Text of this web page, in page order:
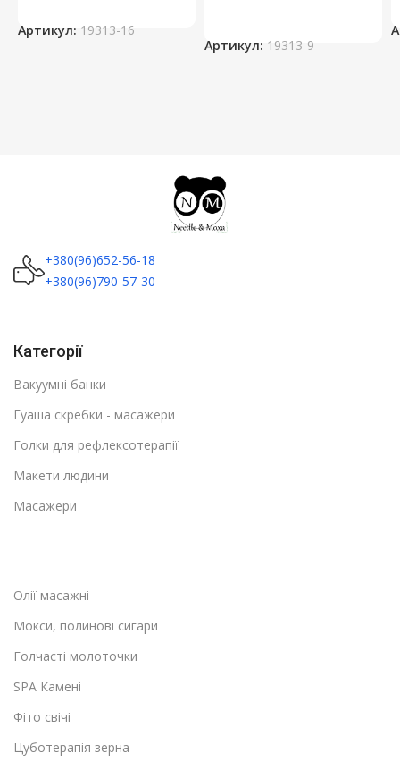
Артикул: 19313-16
Артикул: 19313-9
+380(96)652-56-18
+380(96)790-57-30
Категорії
Вакуумні банки
Гуаша скребки - масажери
Голки для рефлексотерапії
Макети людини
Масажери
Олії масажні
Мокси, полинові сигари
Голчасті молоточки
SPA Камені
Фіто свічі
Цуботерапія зерна